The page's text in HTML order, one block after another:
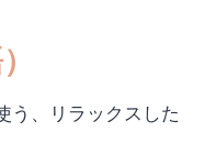
う、リラックスした